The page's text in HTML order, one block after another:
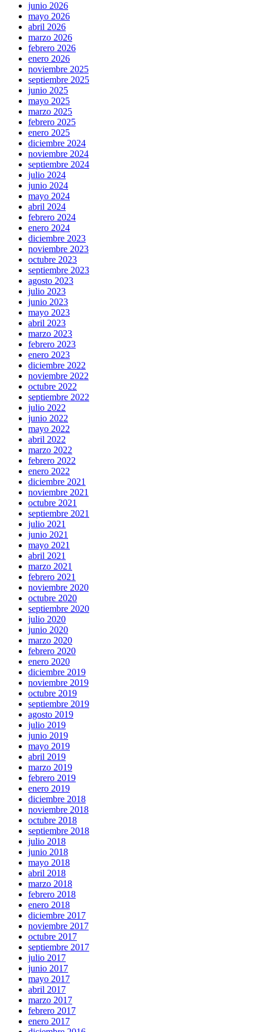
junio 2026
mayo 2026
abril 2026
marzo 2026
febrero 2026
enero 2026
noviembre 2025
septiembre 2025
junio 2025
mayo 2025
marzo 2025
febrero 2025
enero 2025
diciembre 2024
noviembre 2024
septiembre 2024
julio 2024
junio 2024
mayo 2024
abril 2024
febrero 2024
enero 2024
diciembre 2023
noviembre 2023
octubre 2023
septiembre 2023
agosto 2023
julio 2023
junio 2023
mayo 2023
abril 2023
marzo 2023
febrero 2023
enero 2023
diciembre 2022
noviembre 2022
octubre 2022
septiembre 2022
julio 2022
junio 2022
mayo 2022
abril 2022
marzo 2022
febrero 2022
enero 2022
diciembre 2021
noviembre 2021
octubre 2021
septiembre 2021
julio 2021
junio 2021
mayo 2021
abril 2021
marzo 2021
febrero 2021
noviembre 2020
octubre 2020
septiembre 2020
julio 2020
junio 2020
marzo 2020
febrero 2020
enero 2020
diciembre 2019
noviembre 2019
octubre 2019
septiembre 2019
agosto 2019
julio 2019
junio 2019
mayo 2019
abril 2019
marzo 2019
febrero 2019
enero 2019
diciembre 2018
noviembre 2018
octubre 2018
septiembre 2018
julio 2018
junio 2018
mayo 2018
abril 2018
marzo 2018
febrero 2018
enero 2018
diciembre 2017
noviembre 2017
octubre 2017
septiembre 2017
julio 2017
junio 2017
mayo 2017
abril 2017
marzo 2017
febrero 2017
enero 2017